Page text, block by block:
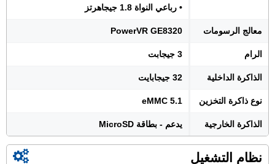
• رباعي النواة 1.8 جيجاهرتز
معالج الرسومات PowerVR GE8320
الرام 3 جيجابت
الذاكرة الداخلية 32 جيجابايت
نوع ذاكرة التخزين eMMC 5.1
الذاكرة الخارجية يدعم - بطاقة MicroSD
نظام التشغيل